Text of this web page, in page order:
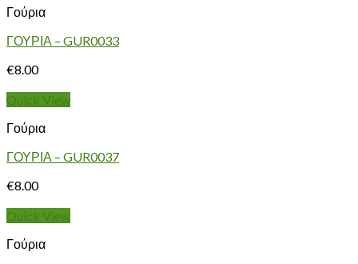
Γούρια
ΓΟΥΡΙΑ – GUR0033
€8.00
Quick View
Γούρια
ΓΟΥΡΙΑ – GUR0037
€8.00
Quick View
Γούρια